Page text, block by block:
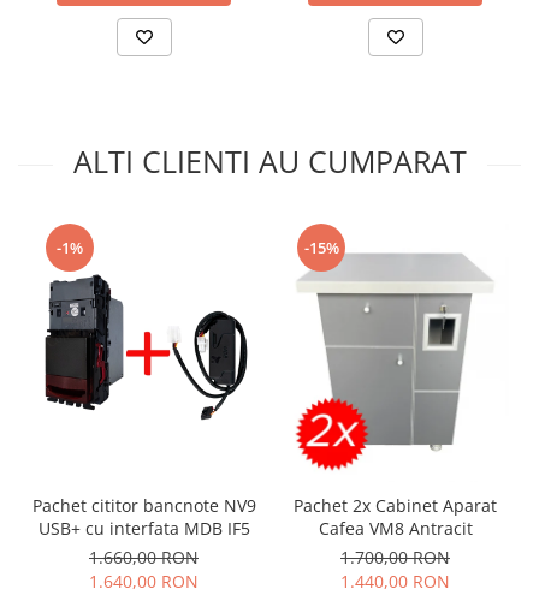
ALTI CLIENTI AU CUMPARAT
-1%
Pachet cititor bancnote NV9
USB+ cu interfata MDB IF5
1.660,00 RON
1.640,00 RON
-15%
Pachet 2x Cabinet Aparat
Cafea VM8 Antracit
1.700,00 RON
1.440,00 RON